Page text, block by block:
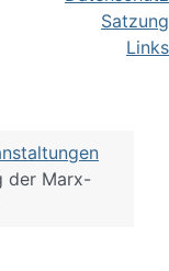
Satzung
Links
der Marx-